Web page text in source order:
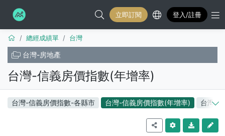
搜尋...
立即訂閱 登入/註冊
總經成績單 台灣
台灣-房地產
台灣-信義房價指數(年增率)
台灣-信義房價指數-各縣市 台灣-信義房價指數(年增率) 台灣-